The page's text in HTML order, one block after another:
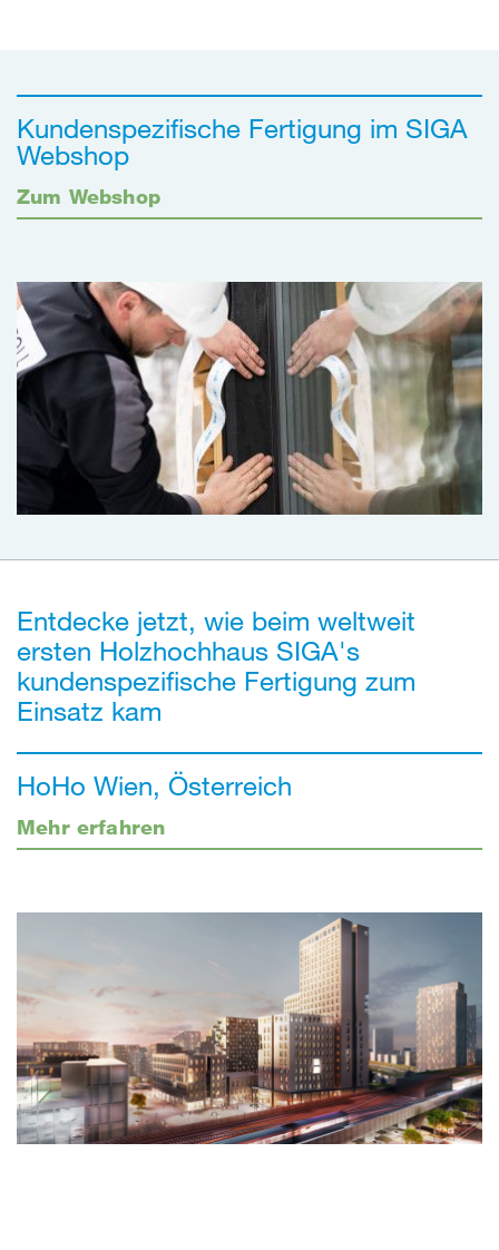
Kundenspezifische Fertigung im SIGA
Webshop
Zum Webshop
Entdecke jetzt, wie beim weltweit
ersten Holzhochhaus SIGA's
kundenspezifische Fertigung zum
Einsatz kam
HoHo Wien, Österreich
Mehr erfahren